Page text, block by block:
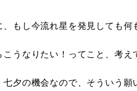
、もし今流れ星を発見しても
こうなりたい！ってこと、考え
七夕の機会なので、そういう